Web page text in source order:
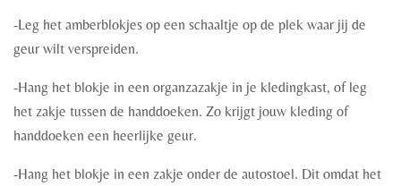
-Leg het amberblokjes op een schaaltje op de plek waar jij de
geur wilt verspreiden.
-Hang het blokje in een organzazakje in je kledingkast, of leg
het zakje tussen de handdoeken. Zo krijgt jouw kleding of
handdoeken een heerlijke geur.
-Hang het blokje in een zakje onder de autostoel. Dit omdat het